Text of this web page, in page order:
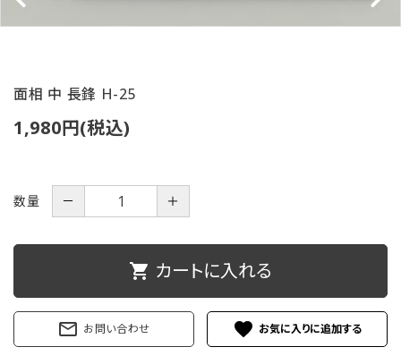
ログイン
商品一覧
私たちについて
プライバシーポリシー
面相 中 長鋒 H-25
1,980円(税込)
数量 － ＋
shopping_cart カートに入れる
mail_outline お問い合わせ favorite